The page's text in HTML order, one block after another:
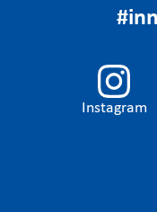
Instagram